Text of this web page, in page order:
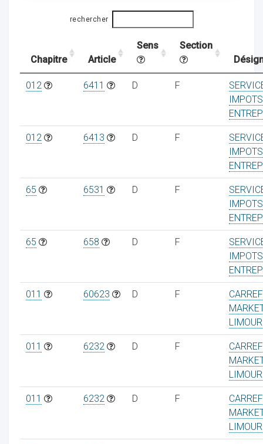
rechercher
Chapitre Article
Sens
Section
012 6411 D F
IMPOTS
012 6413 D F
IMPOTS
65 6531 D F
IMPOTS
65 658 D F
IMPOTS
011 60623 D F
011 6232 D F
011 6232 D F